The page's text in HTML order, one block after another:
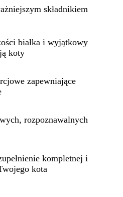
składnikiem
białka i wyjątkowy
koty
zapewniające
rozpoznawalnych
kompletnej i
kota